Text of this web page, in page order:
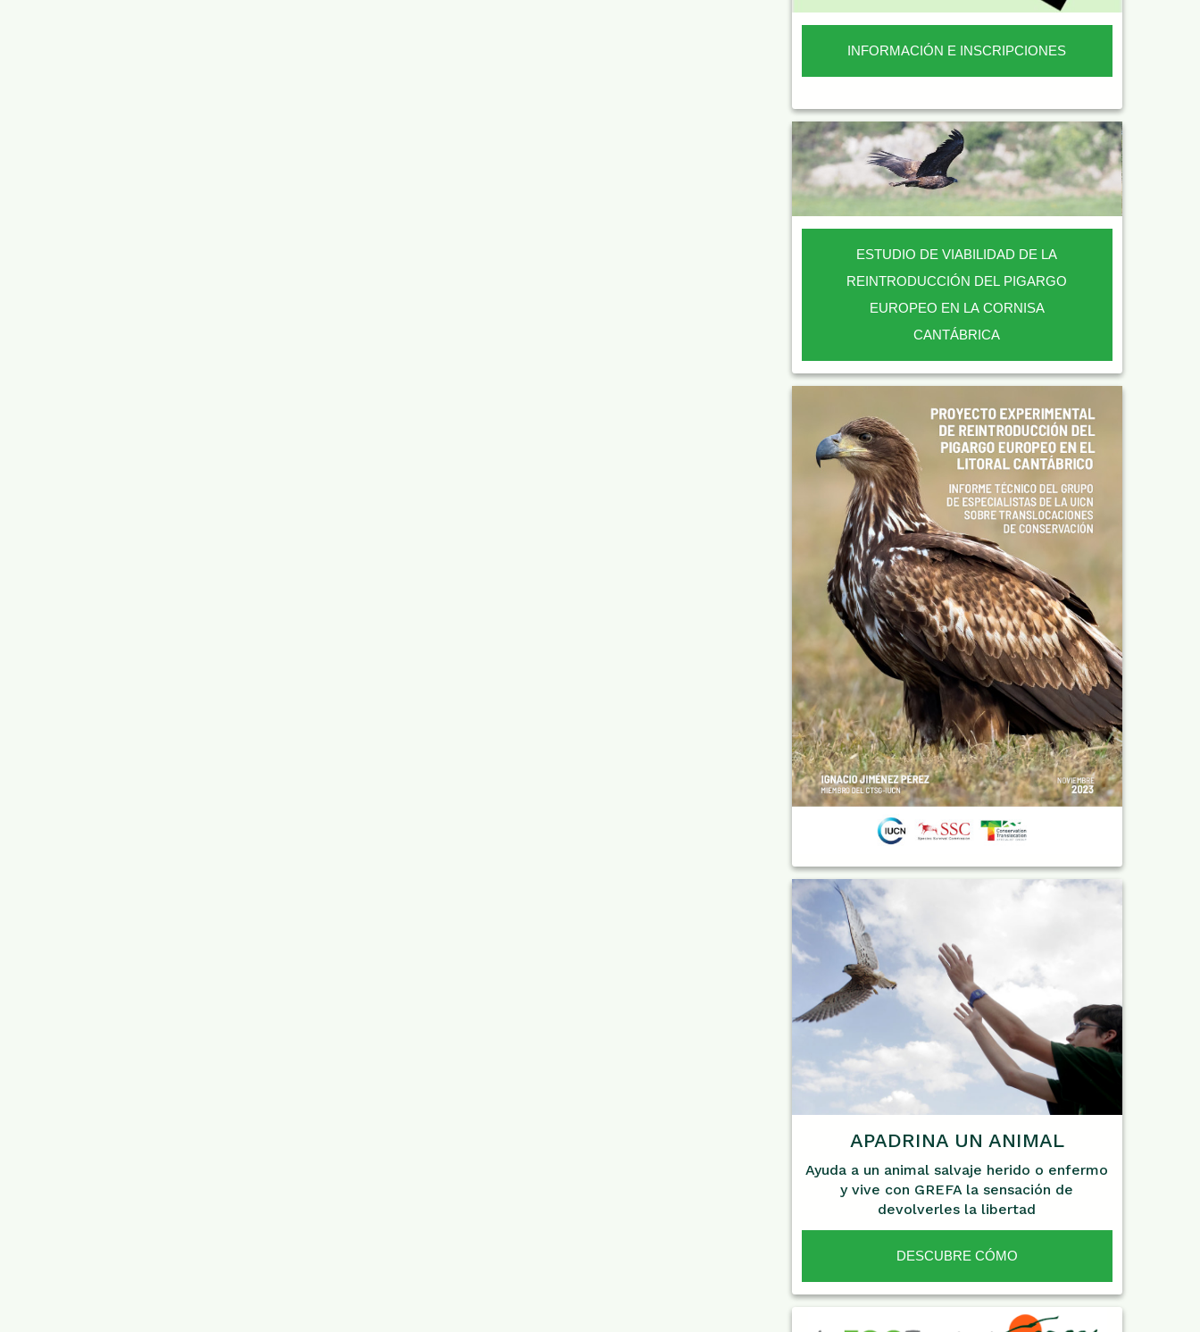
INFORMACIÓN E INSCRIPCIONES
ESTUDIO DE VIABILIDAD DE LA
REINTRODUCCIÓN DEL PIGARGO
EUROPEO EN LA CORNISA
CANTÁBRICA
APADRINA UN ANIMAL
Ayuda a un animal salvaje herido o enfermo
y vive con GREFA la sensación de
devolverles la libertad
DESCUBRE CÓMO